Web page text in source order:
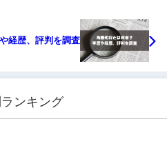
経歴、評判を調査
ンキング